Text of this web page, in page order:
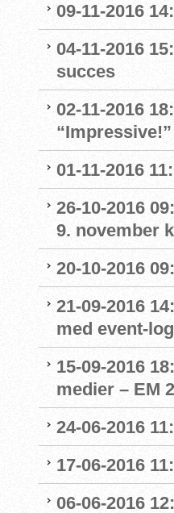
09-11-2016
04-11-2016
succes
02-11-2016
“Impressive!”
01-11-2016
26-10-2016
9. november
20-10-2016
21-09-2016
med event-
15-09-2016
medier – EM
24-06-2016
17-06-2016
06-06-2016